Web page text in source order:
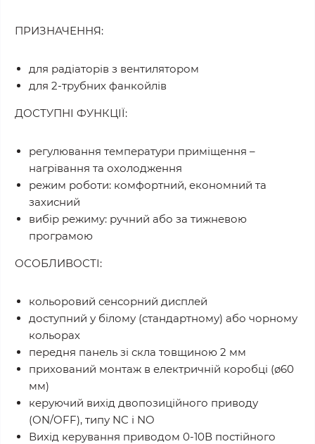
ПРИЗНАЧЕННЯ:
для радіаторів з вентилятором
для 2-трубних фанкойлів
ДОСТУПНІ ФУНКЦІЇ:
регулювання температури приміщення –
нагрівання та охолодження
режим роботи: комфортний, економний та
захисний
вибір режиму: ручний або за тижневою
програмою
ОСОБЛИВОСТІ:
кольоровий сенсорний дисплей
доступний у білому (стандартному) або чорному
кольорах
передня панель зі скла товщиною 2 мм
прихований монтаж в електричній коробці (ø60
мм)
керуючий вихід двопозиційного приводу
(ON/OFF), типу NC і NO
Вихід керування приводом 0-10В постійного